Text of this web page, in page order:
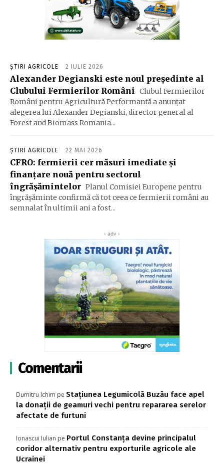
ȘTIRI AGRICOLE 2 IULIE 2026
Alexander Degianski este noul președinte al
Clubului Fermierilor Români Clubul Fermierilor
Români pentru Agricultură Performantă a anunțat
alegerea lui Alexander Degianski, director general al
Forest and Biomass Romania...
ȘTIRI AGRICOLE 22 MAI 2026
CFRO: fermierii cer măsuri imediate și
finanțare nouă pentru sectorul
îngrășămintelor Planul Comisiei Europene pentru
îngrăşăminte confirmă că tot ceea ce fermierii români au
semnalat în ultimii ani a fost...
‹ adv ›
Comentarii
Dumitru Ichim pe Stațiunea Legumicolă Buzău face apel
la donații de geamuri vechi pentru repararea serelor
afectate de furtuni
Ionascui Iulian pe Portul Constanța devine principalul
coridor alternativ pentru exporturile agricole ale
Ucrainei